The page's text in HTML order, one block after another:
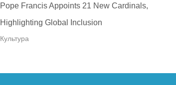
Pope Francis Appoints 21 New Cardinals,
Highlighting Global Inclusion
Культура